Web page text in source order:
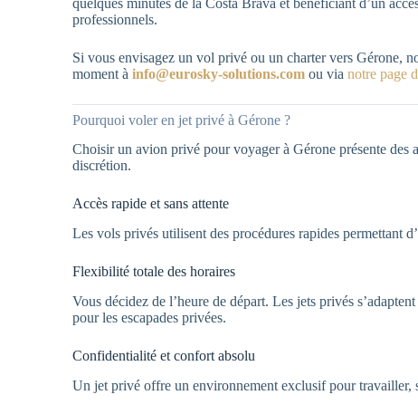
professionnels.
Si vous envisagez un vol privé ou un charter vers Gérone,
moment à info@eurosky-solutions.com ou via notre page
Pourquoi voler en jet privé à Gérone ?
Choisir un avion privé pour voyager à Gérone présente des
discrétion.
Accès rapide et sans attente
Les vols privés utilisent des procédures rapides permettant
Flexibilité totale des horaires
Vous décidez de l’heure de départ. Les jets privés
pour les escapades privées.
Confidentialité et confort absolu
Un jet privé offre un environnement exclusif pour travailler,